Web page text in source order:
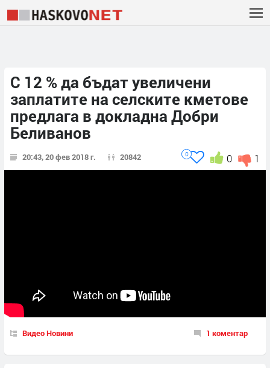
С 12 % да бъдат увеличени
заплатите на селските кметове
предлага в докладна Добри
Беливанов
20:43, 20 фев 2018 г. 20842 1
0
0
Видео Новини 1 коментар